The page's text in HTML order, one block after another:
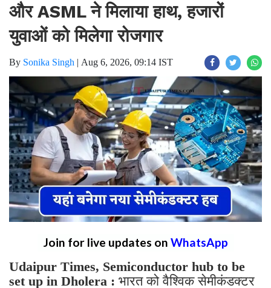
और ASML ने मिलाया हाथ, हजारों
युवाओं को मिलेगा रोजगार
By Sonika Singh | Aug 6, 2026, 09:14 IST
Join for live updates on WhatsApp
Udaipur Times, Semiconductor hub to be
set up in Dholera : भारत को वैश्विक सेमीकंडक्टर